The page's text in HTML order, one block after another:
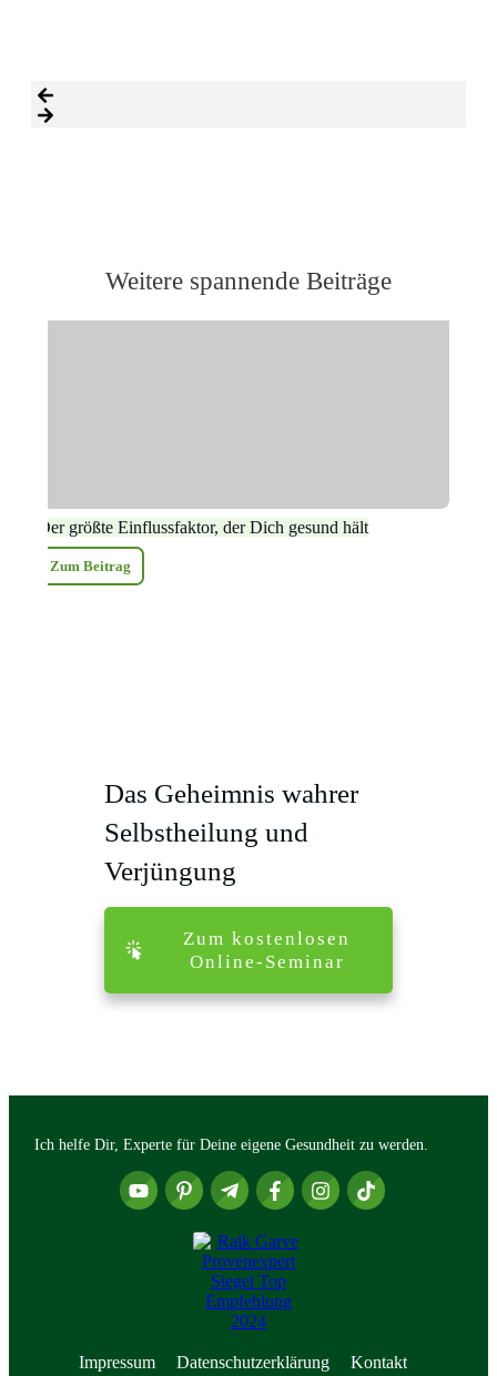
Weitere spannende Beiträge
Der größte Einflussfaktor, der Dich gesund hält
Zum Beitrag
Das Geheimnis wahrer
Selbstheilung und
Verjüngung
Zum kostenlosen
Online-Seminar
Ich helfe Dir, Experte für Deine eigene Gesundheit zu werden.
Impressum Datenschutzerklärung Kontakt